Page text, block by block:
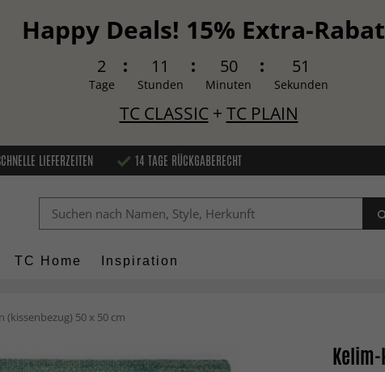
Happy Deals! 15% Extra-
2
Tage
11
Stunden
50
Minuten
50
Sekunden
TC CLASSIC+ TC PLAIN
LIEFERZEITEN 14 TAGE RÜCKGABERECHT
TC Home Inspiration
(kissenbezug) 50 x 50 cm